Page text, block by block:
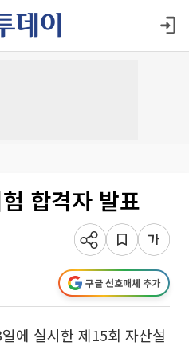
합격자 발표
구글 선호매체 추가
에 실시한 제15회 자산설